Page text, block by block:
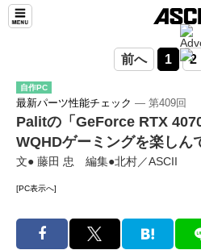
前へ 1 2
自作PC
最新パーツ性能チェック ― 第409回
Palitの「GeForce RTX
WQHDゲーミングを楽しん
文● 藤田 忠 編集●北村／ASCII
[PC表示へ]